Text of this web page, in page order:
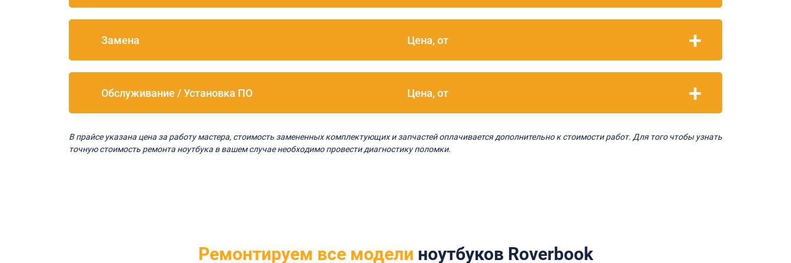
Замена Цена, от
Обслуживание / Установка ПО Цена, от
В прайсе указана цена за работу мастера, стоимость замененных комплектующих и запчастей оплачивается дополнительно к стоимости работ. Для того чтобы узнать
точную стоимость ремонта ноутбука в вашем случае необходимо провести диагностику поломки.
Ремонтируем все модели ноутбуков Roverbook